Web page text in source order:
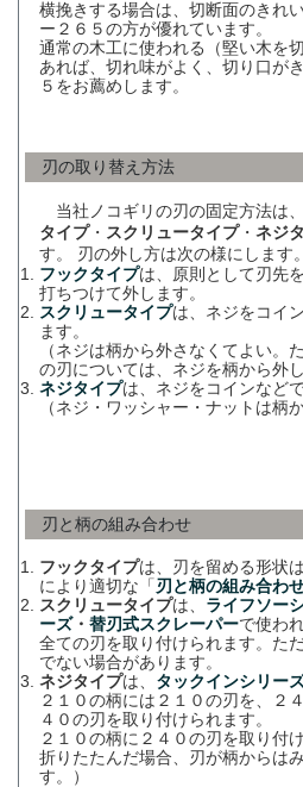
横挽きする場合は、切断面のきれ
ー２６５の方が優れています。
通常の木工に使われる（堅い木を
あれば、切れ味がよく、切り口が
５をお薦めします。
刃の取り替え方法
当社ノコギリの刃の固定方法は
タイプ・ スクリュータイプ・ ネジ
す。 刃の外し方は次の様にします。
フックタイプは、原則として刃先
打ちつけて外します。
スクリュータイプは、ネジをコイ
ます。
（ネジは柄から外さなくてよい。た
の刃については、ネジを柄から外し
ネジタイプは、ネジをコインなど
（ネジ・ワッシャー・ナットは柄
刃と柄の組み合わせ
フックタイプは、刃を留める形状
により適切な「刃と柄の組み合わ
スクリュータイプは、 ライフソー
ーズ・ 替刃式スクレーパーで使わ
全ての刃を取り付けられます。た
でない場合があります。
ネジタイプは、 タックインシリー
２１０の柄には２１０の刃を、２
４０の刃を取り付けられます。
２１０の柄に２４０の刃を取り付
折りたたんだ場合、刃が柄からは
す。）